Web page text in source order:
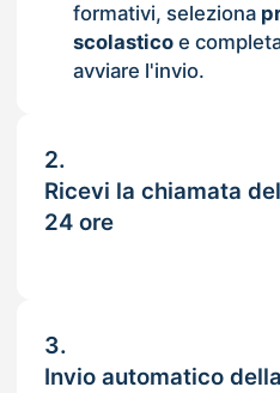
formativi, seleziona
scolasticoe
avviare l'invio.
2.
Ricevi la chiamata
24 ore
3.
Invio automatico